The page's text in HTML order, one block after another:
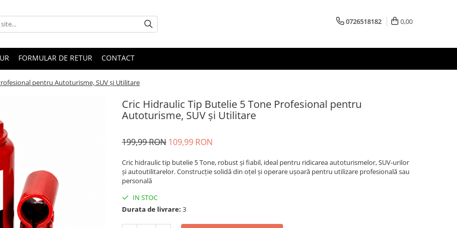
0726518182 0,00
FORMULAR DE RETUR CONTACT
pentru Autoturisme, SUV și Utilitare
Cric Hidraulic Tip Butelie 5 Tone Profesional pentru
Autoturisme, SUV și Utilitare
199,99 RON 109,99 RON
Cric hidraulic tip butelie 5 Tone, robust și fiabil, ideal pentru ridicarea autoturismelor, SUV-urilor
și autoutilitarelor. Construcție solidă din oțel și operare ușoară pentru utilizare profesională sau
personală
IN STOC
Durata de livrare: 3